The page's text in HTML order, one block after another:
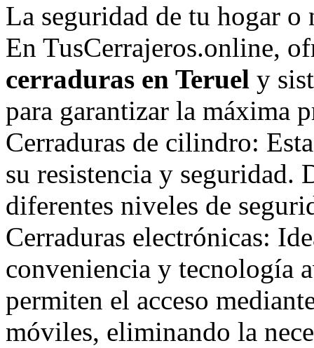
La seguridad de tu hogar o
En TusCerrajeros.online,
cerraduras en Teruel y
para garantizar la máxima
Cerraduras de cilindro:
su resistencia y seguridad.
diferentes niveles de
Cerraduras electrónicas:
conveniencia y tecnología
permiten el acceso
móviles, eliminando la